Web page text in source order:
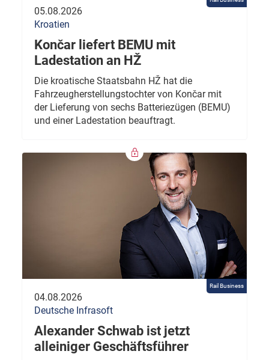
05.08.2026
Kroatien
Končar liefert BEMU mit
Ladestation an HŽ
Die kroatische Staatsbahn HŽ hat die
Fahrzeugherstellungstochter von Končar mit
der Lieferung von sechs Batteriezügen (BEMU)
und einer Ladestation beauftragt.
Rail Business
04.08.2026
Deutsche Infrasoft
Alexander Schwab ist jetzt
alleiniger Geschäftsführer